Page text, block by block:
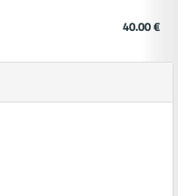
40.00 €